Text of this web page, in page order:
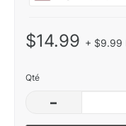
$14.99 + $9.99
Qté
–